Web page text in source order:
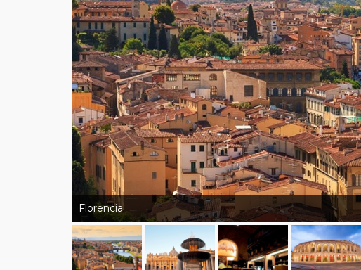
contarán con un descuento del 5%.
Florencia